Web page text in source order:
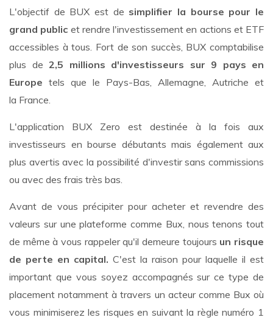
L'objectif de BUX est de simplifier la bourse pour le
grand public et rendre l'investissement en actions et ETF
accessibles à tous. Fort de son succès, BUX comptabilise
plus de 2,5 millions d'investisseurs sur 9 pays en
Europe tels que le Pays-Bas, Allemagne, Autriche et
la France.
L'application BUX Zero est destinée à la fois aux
investisseurs en bourse débutants mais également aux
plus avertis avec la possibilité d'investir sans commissions
ou avec des frais très bas.
Avant de vous précipiter pour acheter et revendre des
valeurs sur une plateforme comme Bux, nous tenons tout
de même à vous rappeler qu'il demeure toujours un risque
de perte en capital. C'est la raison pour laquelle il est
important que vous soyez accompagnés sur ce type de
placement notamment à travers un acteur comme Bux où
vous minimiserez les risques en suivant la règle numéro 1